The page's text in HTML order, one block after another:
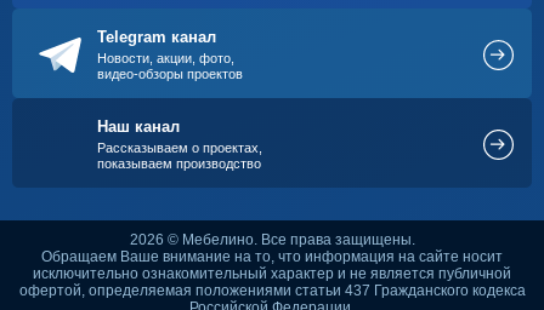
Telegram канал
Новости, акции, фото,
видео-обзоры проектов
Наш канал
Рассказываем о проектах,
показываем производство
2026 © Мебелино. Все права защищены.
Обращаем Ваше внимание на то, что информация на сайте носит
исключительно ознакомительный характер и не является публичной
офертой, определяемая положениями статьи 437 Гражданского кодекса